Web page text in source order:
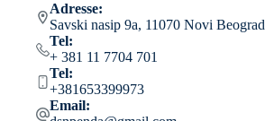
Adresse:
Savski nasip 9a, 11070 Novi Beograd
Tel:
+ 381 11 7704 701
Tel:
+381653399973
Email: